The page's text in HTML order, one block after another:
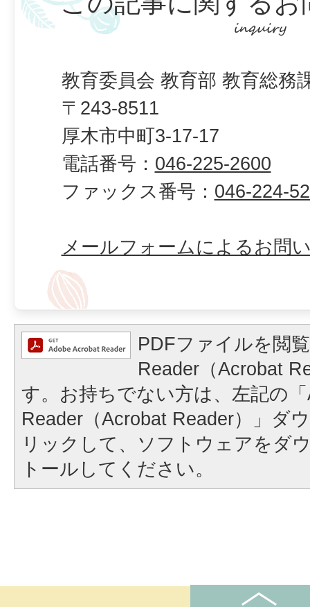
教育委員会 教育部 教育総務
〒243-8511
厚木市中町3-17-17
電話番号： 046-225-2600
ファックス番号： 046-224-
メールフォームによるお問
PDFファイルを閲
Reader（Acrobat
す。お持ちでない方は、左記の
Reader（Acrobat Reader）」ダ
リックして、ソフトウェアをダ
トールしてください。